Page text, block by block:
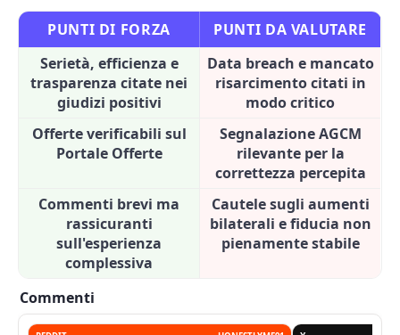
PUNTI DI FORZA
PUNTI DA VALUTARE
Serietà, efficienza e
trasparenza citate nei
giudizi positivi
Data breach e mancato
risarcimento citati in
modo critico
Offerte verificabili sul
Portale Offerte
Segnalazione AGCM
rilevante per la
correttezza percepita
Commenti brevi ma
rassicuranti
sull'esperienza
complessiva
Cautele sugli aumenti
bilaterali e fiducia non
pienamente stabile
Commenti